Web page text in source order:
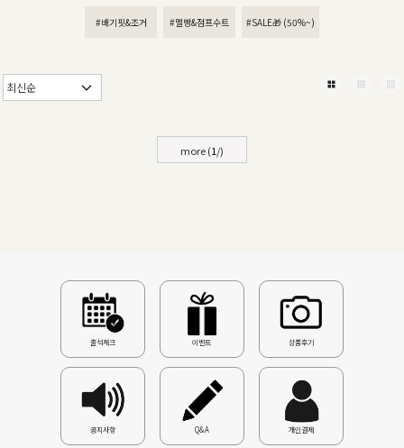
#배기핏&조거 #멜빵&점프수트 #SALE🎁 (50%~)
more (1/)
출석체크 이벤트 상품후기
공지사항 Q&A 개인결제